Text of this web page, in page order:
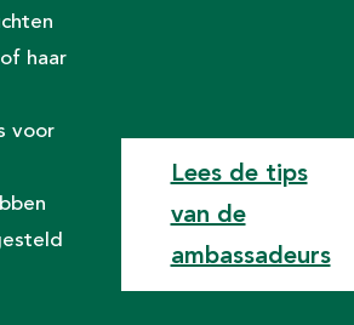
haar
voor
Lees de tips
van de
ambassadeurs